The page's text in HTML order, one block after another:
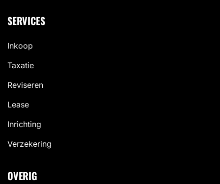
SERVICES
Inkoop
Taxatie
Reviseren
Lease
Inrichting
Verzekering
OVERIG